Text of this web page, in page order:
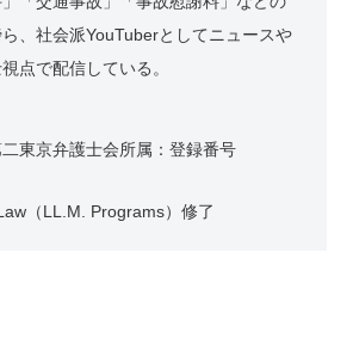
、社会派YouTuberとしてニュースや
点で配信している。
東京弁護士会所属：登録番号
（LL.M. Programs）修了